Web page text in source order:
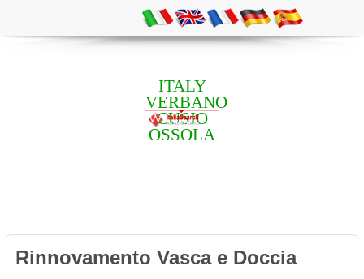
ITALY
VERBANO
CUSIO
OSSOLA
Rinnovamento Vasca e Doccia